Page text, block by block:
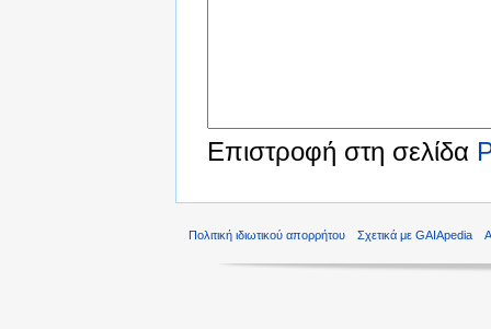
Επιστροφή στη σελίδα
Πολιτική ιδιωτικού απορρήτου Σχετικά με GAIApedia